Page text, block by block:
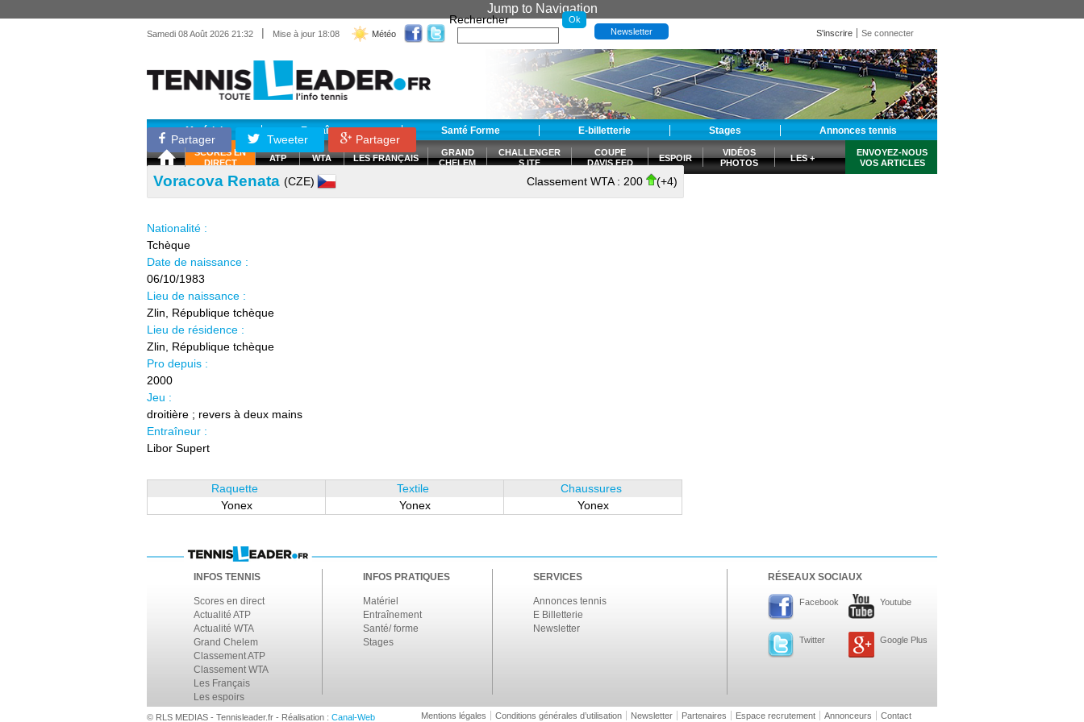
Jump to Navigation
Samedi 08 Août 2026 21:32 | Mise à jour 18:08 Météo
Rechercher
Newsletter S'inscrire Se connecter
Matériel Entraînement Santé Forme E-billetterie Stages Annonces tennis
SCORES EN
DIRECT
ATP WTA LES FRANÇAIS
GRAND
CHELEM
CHALLENGER
S ITF
COUPE
DAVIS FED
ESPOIR
S
VIDÉOS
PHOTOS
LES +
ENVOYEZ-NOUS
VOS ARTICLES
Partager Tweeter Partager
Voracova Renata (CZE) Classement WTA : 200 (+4)
Nationalité :
Tchèque
Date de naissance :
06/10/1983
Lieu de naissance :
Zlin, République tchèque
Lieu de résidence :
Zlin, République tchèque
Pro depuis :
2000
Jeu :
droitière ; revers à deux mains
Entraîneur :
Libor Supert
Raquette
Yonex
Textile
Yonex
Chaussures
Yonex
INFOS TENNIS
Scores en direct
Actualité ATP
Actualité WTA
Grand Chelem
Classement ATP
Classement WTA
Les Français
Les espoirs
INFOS PRATIQUES
Matériel
Entraînement
Santé/ forme
Stages
SERVICES
Annonces tennis
E Billetterie
Newsletter
RÉSEAUX SOCIAUX
Facebook Youtube
Twitter Google Plus
© RLS MEDIAS - Tennisleader.fr - Réalisation : Canal-Web Mentions légales Conditions générales d’utilisation Newsletter Partenaires Espace recrutement Annonceurs Contact